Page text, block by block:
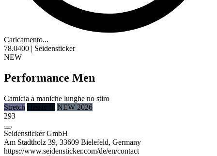
Caricamento...
78.0400 | Seidensticker
NEW
Performance Men
Camicia a maniche lunghe no stiro
Stretch classic fit NEW 2026
293
Seidensticker GmbH
Am Stadtholz 39, 33609 Bielefeld, Germany
https://www.seidensticker.com/de/en/contact